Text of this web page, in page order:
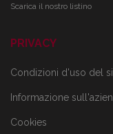
Scarica il nostro listino
PRIVACY
Condizioni d'uso del
Informazione
Cookies